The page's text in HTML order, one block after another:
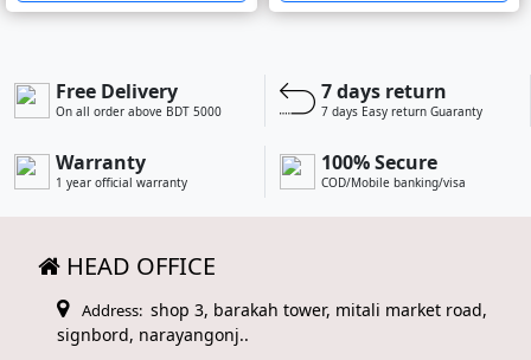
Free Delivery
On all order above BDT 5000
7 days return
7 days Easy return Guaranty
Warranty
1 year official warranty
100% Secure
COD/Mobile banking/visa
HEAD OFFICE
Address: shop 3, barakah tower, mitali market road,
signbord, narayangonj..